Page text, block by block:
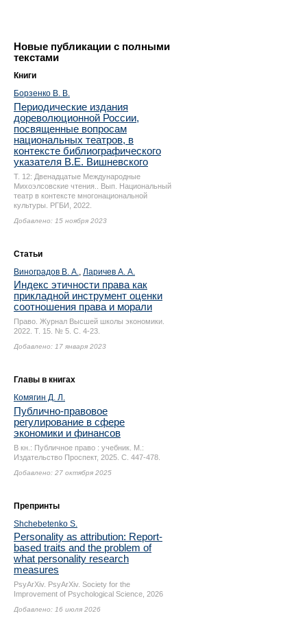
Новые публикации с полными
текстами
Книги
Борзенко В. В.
Периодические издания
дореволюционной России,
посвященные вопросам
национальных театров, в
контексте библиографического
указателя В.Е. Вишневского
Т. 12: Двенадцатые Международные
Михоэлсовские чтения.. Вып. Национальный
театр в контексте многонациональной
культуры. РГБИ, 2022.
Добавлено: 15 ноября 2023
Статьи
Виноградов В. А.
Ларичев А. А.
Индекс этичности права как
прикладной инструмент оценки
соотношения права и морали
Право. Журнал Высшей школы экономики.
2022. Т. 15. № 5. С. 4-23.
Добавлено: 17 января 2023
Главы в книгах
Комягин Д. Л.
Публично-правовое
регулирование в сфере
экономики и финансов
В кн.: Публичное право : учебник. М.:
Издательство Проспект, 2025. С. 447-478.
Добавлено: 27 октября 2025
Препринты
Shchebetenko S.
Personality as attribution: Report-
based traits and the problem of
what personality research
measures
PsyArXiv. PsyArXiv. Society for the
Improvement of Psychological Science, 2026
Добавлено: 16 июля 2026